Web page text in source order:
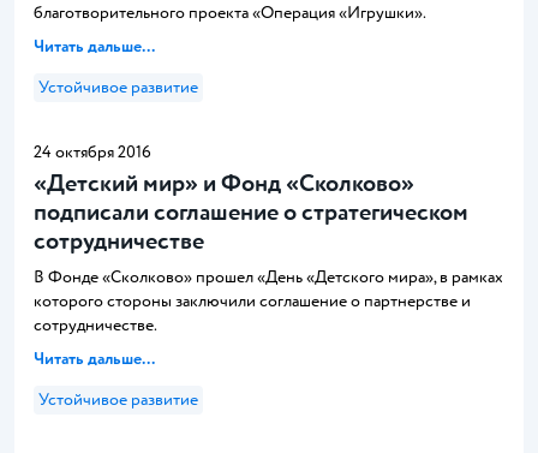
благотворительного проекта «Операция «Игрушки».
Читать дальше...
Устойчивое развитие
24 октября 2016
«Детский мир» и Фонд «Сколково»
подписали соглашение о стратегическом
сотрудничестве
В Фонде «Сколково» прошел «День «Детского мира», в рамках
которого стороны заключили соглашение о партнерстве и
сотрудничестве.
Читать дальше...
Устойчивое развитие